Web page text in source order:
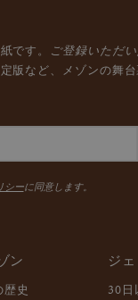
です。
ご登録いただ
版など、メゾンの舞台
シーに同意します。
ン
歴史
ジ
30日